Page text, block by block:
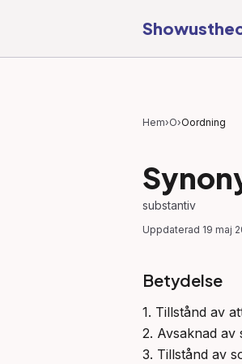
Hem›O›Oordning
substantiv
Uppdaterad 19 maj
Betydelse
1. Tillstånd av
2. Avsaknad
3. Tillstånd av